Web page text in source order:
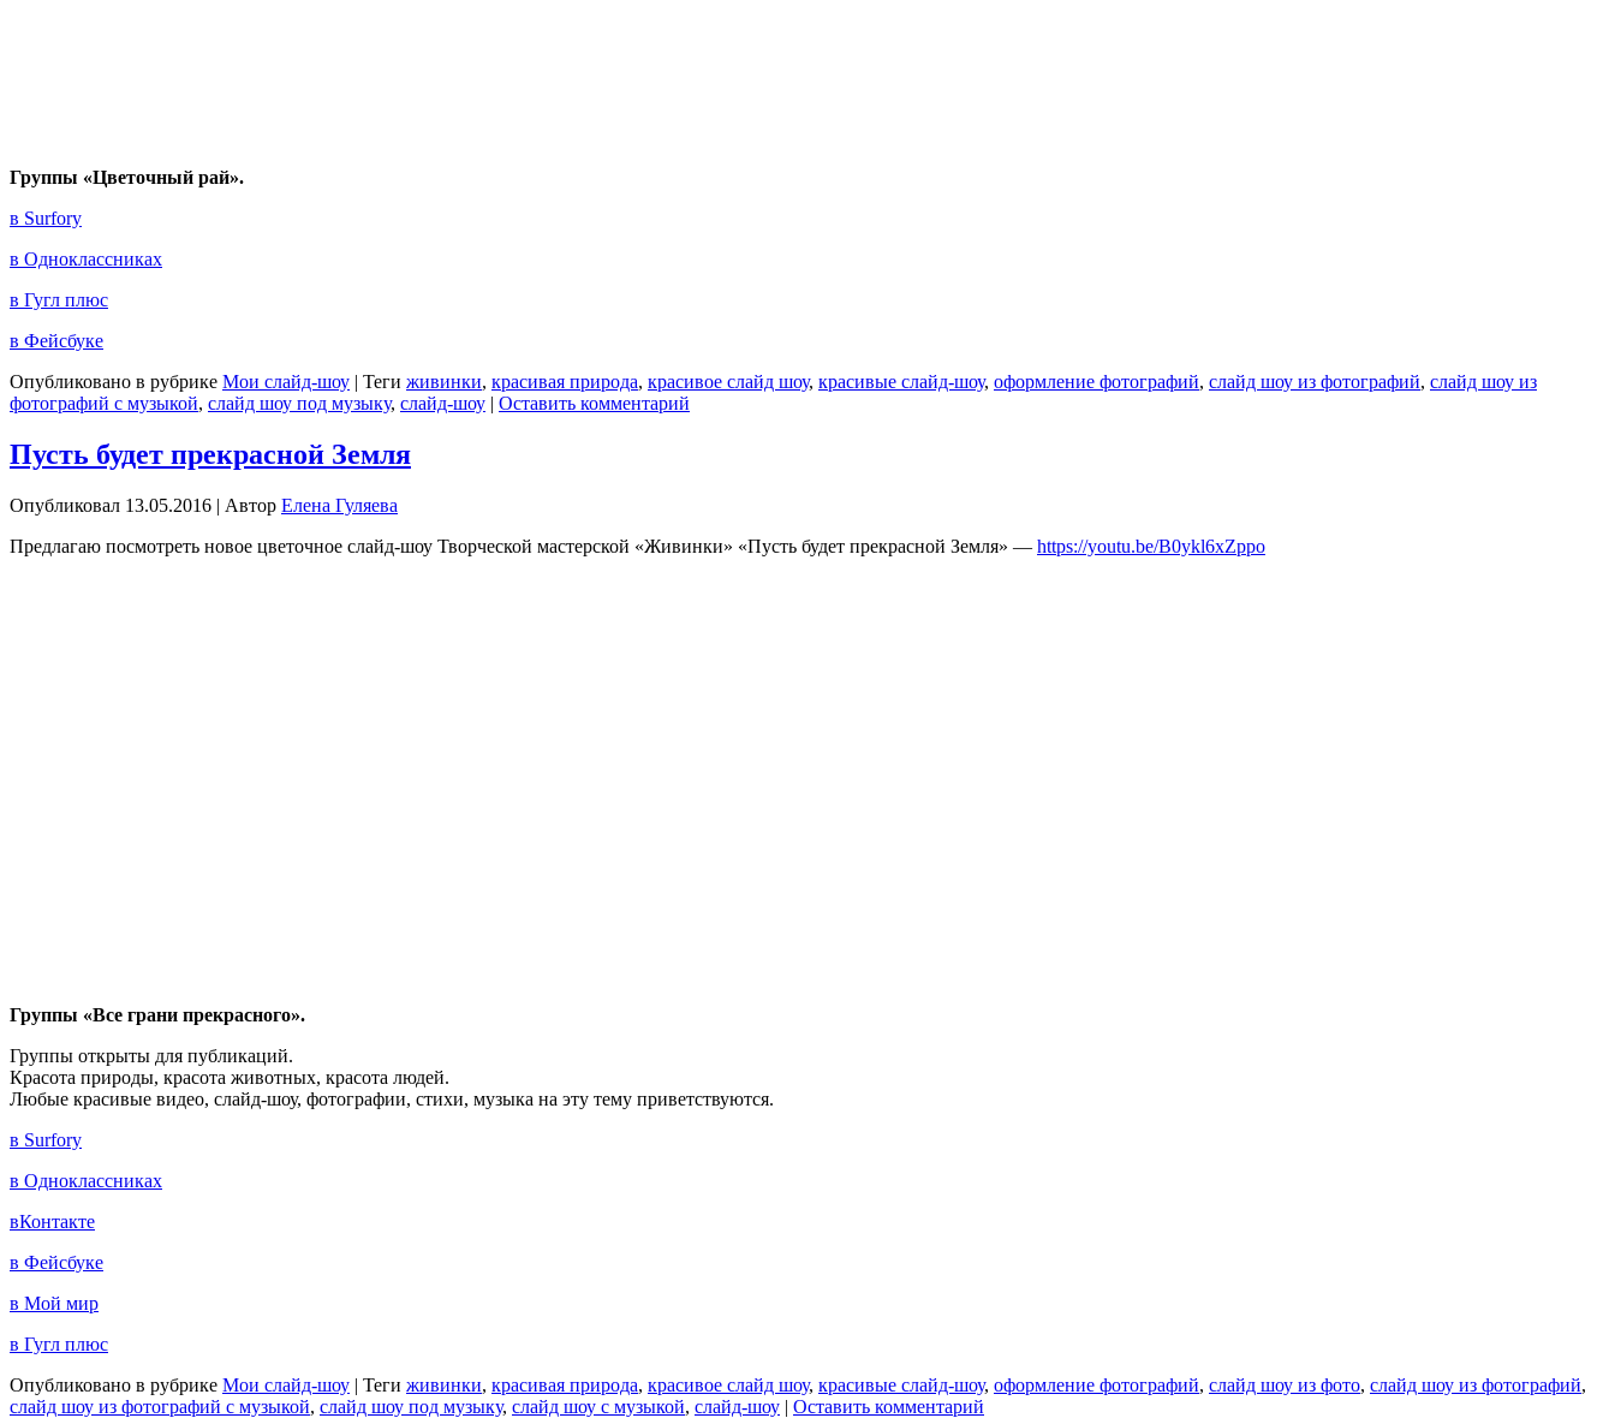
Группы «Цветочный рай».
в Surfory
в Одноклассниках
в Гугл плюс
в Фейсбуке
Опубликовано в рубрике Мои слайд-шоу | Теги живинки, красивая природа, красивое слайд шоу, красивые слайд-шоу, оформление фотографий, слайд шоу из фотографий, слайд шоу из
фотографий с музыкой, слайд шоу под музыку, слайд-шоу | Оставить комментарий
Пусть будет прекрасной Земля
Опубликовал 13.05.2016 | Автор Елена Гуляева
Предлагаю посмотреть новое цветочное слайд-шоу Творческой мастерской «Живинки» «Пусть будет прекрасной Земля» — https://youtu.be/B0ykl6xZppo
Группы «Все грани прекрасного».
Группы открыты для публикаций.
Красота природы, красота животных, красота людей.
Любые красивые видео, слайд-шоу, фотографии, стихи, музыка на эту тему приветствуются.
в Surfory
в Одноклассниках
вКонтакте
в Фейсбуке
в Мой мир
в Гугл плюс
Опубликовано в рубрике Мои слайд-шоу | Теги живинки, красивая природа, красивое слайд шоу, красивые слайд-шоу, оформление фотографий, слайд шоу из фото, слайд шоу из фотографий,
слайд шоу из фотографий с музыкой, слайд шоу под музыку, слайд шоу с музыкой, слайд-шоу | Оставить комментарий